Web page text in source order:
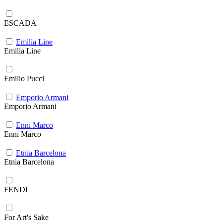
ESCADA
Emilia Line
Emilia Line
Emilio Pucci
Emporio Armani
Emporio Armani
Enni Marco
Enni Marco
Etnia Barcelona
Etnia Barcelona
FENDI
For Art's Sake